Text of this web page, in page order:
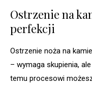
Ostrzenie na
perfekcji
Ostrzenie noża na
– wymaga skupienia,
temu procesowi